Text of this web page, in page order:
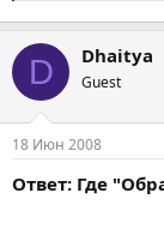
D Dhaitya
Guest
18 Июн 2008
Ответ: Где